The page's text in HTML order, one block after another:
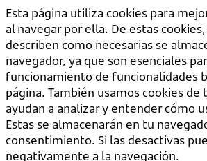
Esta página utiliza cookies para
al navegar por ella. De estas
describen como necesarias se
navegador, ya que son esenciales
funcionamiento de funcionalidades
página. También usamos cookies
ayudan a analizar y entender cómo
Estas se almacenarán en tu
consentimiento. Si las desactivas
negativamente a la navegación.